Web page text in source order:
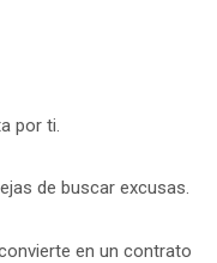
por ti.
de buscar excusas.
en un contrato